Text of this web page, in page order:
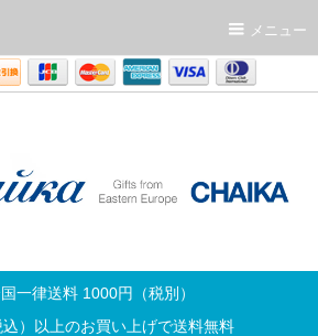
メニュー
一律送料 1000円（税別）
）以上のお買い上げで送料無料